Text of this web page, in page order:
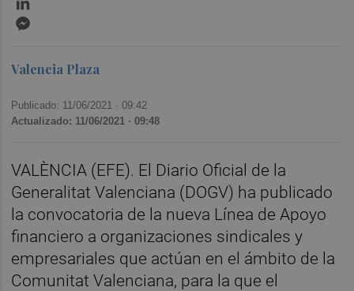
Valencia Plaza
Publicado: 11/06/2021 ·09:42
Actualizado: 11/06/2021 · 09:48
VALÈNCIA (EFE). El Diario Oficial de la
Generalitat Valenciana (DOGV) ha publicado
la convocatoria de la nueva Línea de Apoyo
financiero a organizaciones sindicales y
empresariales que actúan en el ámbito de la
Comunitat Valenciana, para la que el